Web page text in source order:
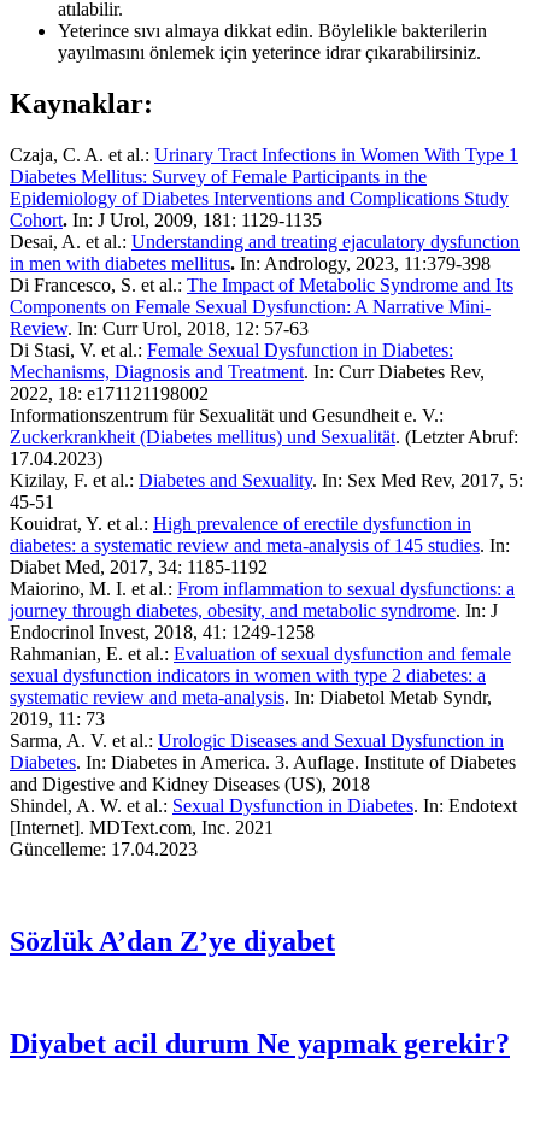
atılabilir.
Yeterince sıvı almaya dikkat edin. Böylelikle bakterilerin
yayılmasını önlemek için yeterince idrar çıkarabilirsiniz.
Kaynaklar:
Czaja, C. A. et al.: Urinary Tract Infections in Women With Type 1
Diabetes Mellitus: Survey of Female Participants in the
Epidemiology of Diabetes Interventions and Complications Study
Cohort. In: J Urol, 2009, 181: 1129-1135
Desai, A. et al.: Understanding and treating ejaculatory dysfunction
in men with diabetes mellitus. In: Andrology, 2023, 11:379-398
Di Francesco, S. et al.: The Impact of Metabolic Syndrome and Its
Components on Female Sexual Dysfunction: A Narrative Mini-
Review. In: Curr Urol, 2018, 12: 57-63
Di Stasi, V. et al.: Female Sexual Dysfunction in Diabetes:
Mechanisms, Diagnosis and Treatment. In: Curr Diabetes Rev,
2022, 18: e171121198002
Informationszentrum für Sexualität und Gesundheit e. V.:
Zuckerkrankheit (Diabetes mellitus) und Sexualität. (Letzter Abruf:
17.04.2023)
Kizilay, F. et al.: Diabetes and Sexuality. In: Sex Med Rev, 2017, 5:
45-51
Kouidrat, Y. et al.: High prevalence of erectile dysfunction in
diabetes: a systematic review and meta-analysis of 145 studies. In:
Diabet Med, 2017, 34: 1185-1192
Maiorino, M. I. et al.: From inflammation to sexual dysfunctions: a
journey through diabetes, obesity, and metabolic syndrome. In: J
Endocrinol Invest, 2018, 41: 1249-1258
Rahmanian, E. et al.: Evaluation of sexual dysfunction and female
sexual dysfunction indicators in women with type 2 diabetes: a
systematic review and meta-analysis. In: Diabetol Metab Syndr,
2019, 11: 73
Sarma, A. V. et al.: Urologic Diseases and Sexual Dysfunction in
Diabetes. In: Diabetes in America. 3. Auflage. Institute of Diabetes
and Digestive and Kidney Diseases (US), 2018
Shindel, A. W. et al.: Sexual Dysfunction in Diabetes. In: Endotext
[Internet]. MDText.com, Inc. 2021
Güncelleme: 17.04.2023
Sözlük A’dan Z’ye diyabet
Diyabet acil durum Ne yapmak gerekir?